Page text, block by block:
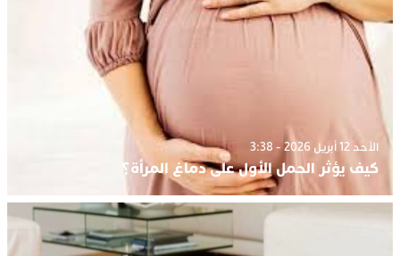
الأحد 12 أبريل 2026 - 3:38
كيف يؤثر الحمل الأول على دماغ المرأة؟